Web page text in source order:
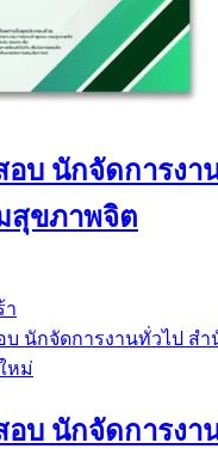
อบ นักจัดการงา
สุขภาพจิต
า
บ นักจัดการงา